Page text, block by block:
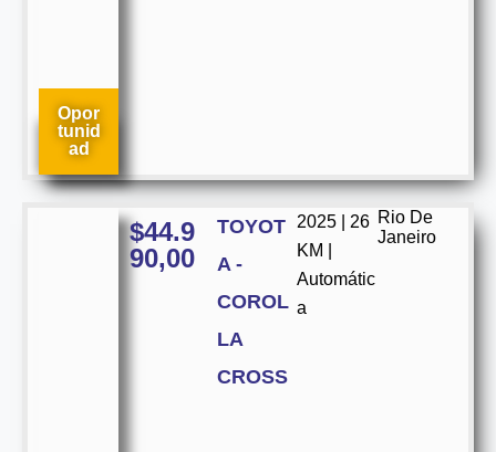
Opor
tunid
ad
$44.9
90,00
TOYOT
A -
COROL
LA
CROSS
2025 | 26
KM |
Automátic
a
Rio De
Janeiro